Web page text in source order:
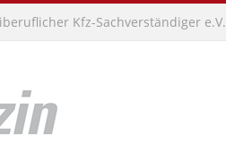
Kfz-Sachverständiger e.V.